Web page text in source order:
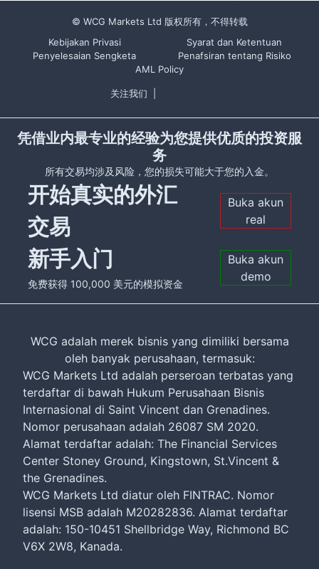
© WCG Markets Ltd 版权所有，不得转载
Kebijakan Privasi
Syarat dan Ketentuan
Penyelesaian Sengketa
Penafsiran tentang Risiko
AML Policy
关注我们
凭借业内最专业的经验为您提供优质的投资服
务
所有交易均涉及风险，您的损失可能大于您的入金。
开始真实的外汇
交易
Buka akun
real
新手入门
免费获得 100,000 美元的模拟资金
Buka akun
demo
WCG adalah merek bisnis yang dimiliki bersama
oleh banyak perusahaan, termasuk:
WCG Markets Ltd adalah perseroan terbatas yang
terdaftar di bawah Hukum Perusahaan Bisnis
Internasional di Saint Vincent dan Grenadines.
Nomor perusahaan adalah 26087 SM 2020.
Alamat terdaftar adalah: The Financial Services
Center Stoney Ground, Kingstown, St.Vincent &
the Grenadines.
WCG Markets Ltd diatur oleh FINTRAC. Nomor
lisensi MSB adalah M20282836. Alamat terdaftar
adalah: 150-10451 Shellbridge Way, Richmond BC
V6X 2W8, Kanada.